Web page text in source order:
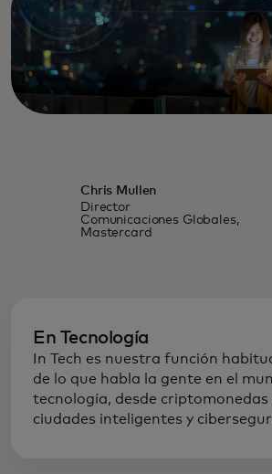
Chris Mullen
Director
Comunicaciones Globales,
Mastercard
En Tecnología
In Tech es nuestra función
de lo que habla la gente en el
tecnología, desde criptomonedas
ciudades inteligentes y